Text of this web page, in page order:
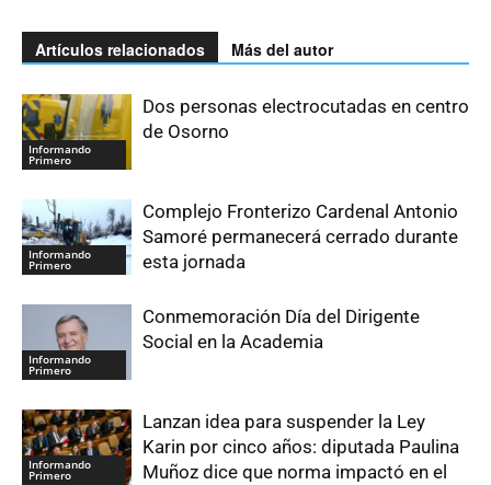
Artículos relacionados Más del autor
Informando
Primero
Dos personas electrocutadas en centro
de Osorno
Informando
Primero
Complejo Fronterizo Cardenal Antonio
Samoré permanecerá cerrado durante
esta jornada
Informando
Primero
Conmemoración Día del Dirigente
Social en la Academia
Informando
Primero
Lanzan idea para suspender la Ley
Karin por cinco años: diputada Paulina
Muñoz dice que norma impactó en el